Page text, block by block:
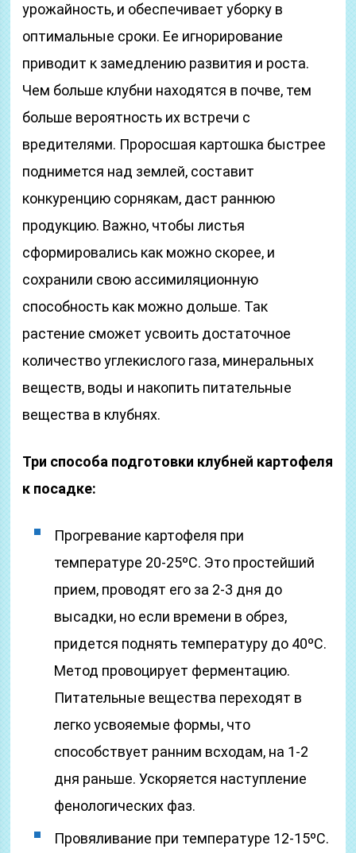
урожайность, и обеспечивает уборку в
оптимальные сроки. Ее игнорирование
приводит к замедлению развития и роста.
Чем больше клубни находятся в почве, тем
больше вероятность их встречи с
вредителями. Проросшая картошка быстрее
поднимется над землей, составит
конкуренцию сорнякам, даст раннюю
продукцию. Важно, чтобы листья
сформировались как можно скорее, и
сохранили свою ассимиляционную
способность как можно дольше. Так
растение сможет усвоить достаточное
количество углекислого газа, минеральных
веществ, воды и накопить питательные
вещества в клубнях.
Три способа подготовки клубней картофеля
к посадке:
Прогревание картофеля при
температуре 20-25ºC. Это простейший
прием, проводят его за 2-3 дня до
высадки, но если времени в обрез,
придется поднять температуру до 40ºC.
Метод провоцирует ферментацию.
Питательные вещества переходят в
легко усвояемые формы, что
способствует ранним всходам, на 1-2
дня раньше. Ускоряется наступление
фенологических фаз.
Провяливание при температуре 12-15ºC.